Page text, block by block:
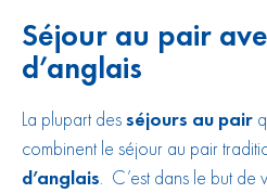
Séjour au pair
d’anglais
La plupart desséjours au pair
combinent le séjour au pair
d’anglais. C’est dans le but